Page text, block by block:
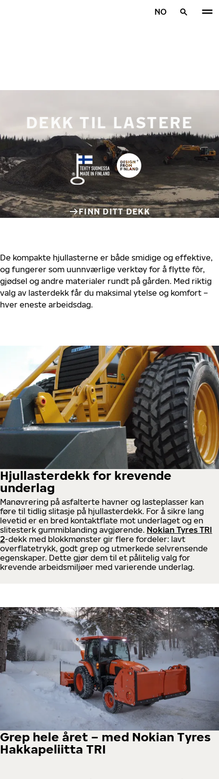
NO
DEKK TIL LASTERE
FINN DITT DEKK
De kompakte hjullasterne er både smidige og effektive,
og fungerer som uunnværlige verktøy for å flytte fôr,
gjødsel og andre materialer rundt på gården. Med riktig
valg av lasterdekk får du maksimal ytelse og komfort –
hver eneste arbeidsdag.
Hjullasterdekk for krevende
underlag
Manøvrering på asfalterte havner og lasteplasser kan
føre til tidlig slitasje på hjullasterdekk. For å sikre lang
levetid er en bred kontaktflate mot underlaget og en
slitesterk gummiblanding avgjørende. Nokian Tyres TRI
2-dekk med blokkmønster gir flere fordeler: lavt
overflatetrykk, godt grep og utmerkede selvrensende
egenskaper. Dette gjør dem til et pålitelig valg for
krevende arbeidsmiljøer med varierende underlag.
Grep hele året – med Nokian Tyres
Hakkapeliitta TRI